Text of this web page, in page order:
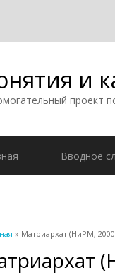
и
проект
Вводное
» Матриархат (НиРМ,